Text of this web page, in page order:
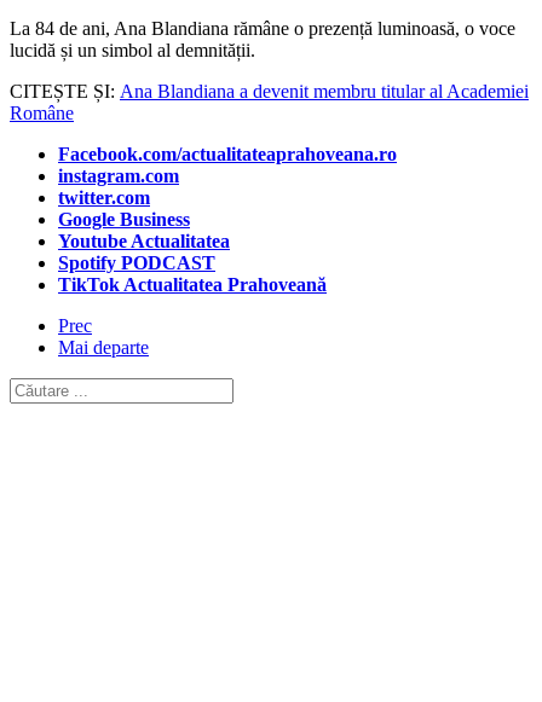
La 84 de ani, Ana Blandiana rămâne o prezență luminoasă, o voce
lucidă și un simbol al demnității.
CITEȘTE ȘI: Ana Blandiana a devenit membru titular al Academiei
Române
Facebook.com/actualitateaprahoveana.ro
instagram.com
twitter.com
Google Business
Youtube Actualitatea
Spotify PODCAST
TikTok Actualitatea Prahoveană
Prec
Mai departe